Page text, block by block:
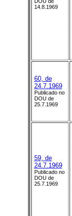
14.8.1969
60, de
24.7.1969
Publicado no
DOU de
25.7.1969
59, de
24.7.1969
Publicado no
DOU de
25.7.1969